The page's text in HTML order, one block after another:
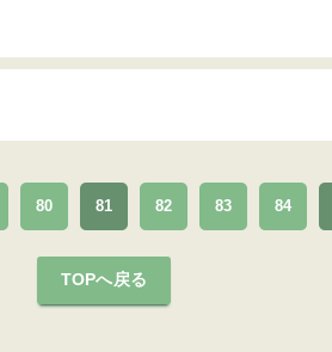
80 81 82 83 84
TOPへ戻る